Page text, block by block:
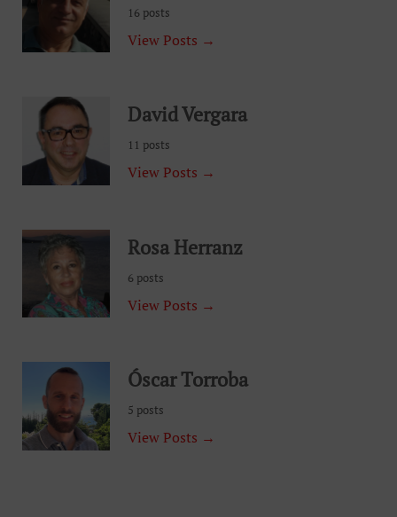
16 posts
View Posts →
David Vergara
11 posts
View Posts →
Rosa Herranz
6 posts
View Posts →
Óscar Torroba
5 posts
View Posts →